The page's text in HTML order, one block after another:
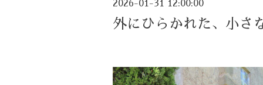
2026-01-31 12:00:00
外にひらかれた、小さ